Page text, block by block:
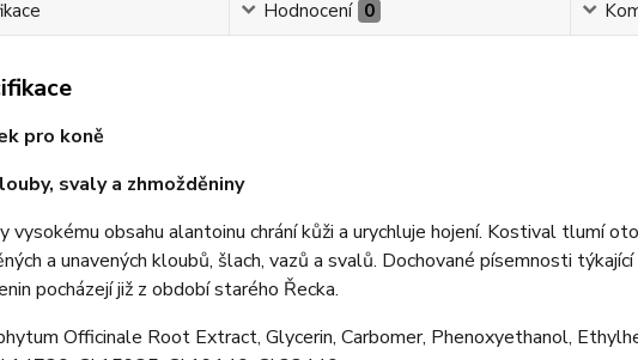
Hodnocení 0
pro koně
svaly a zhmožděniny
vysokému obsahu alantoinu chrání kůži a urychluje hojení. Kostival tlumí
a unavených kloubů, šlach, vazů a svalů. Dochované písemnosti
pocházejí již z období starého Řecka.
Officinale Root Extract, Glycerin, Carbomer, Phenoxyethanol,